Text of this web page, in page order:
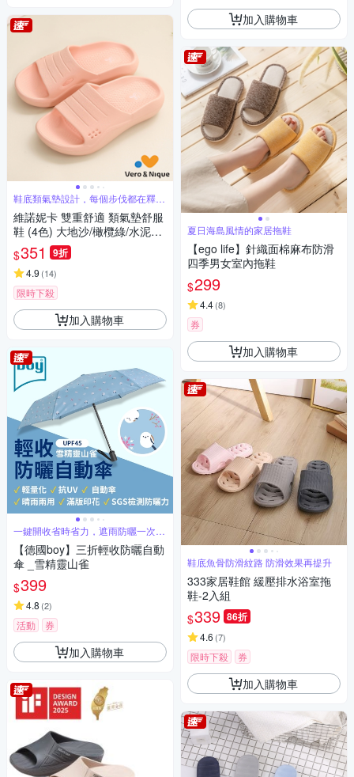
鞋底類氣墊設計，每個步伐都在釋放
壓力
維諾妮卡 雙重舒適 類氣墊舒服
鞋 (4色) 大地沙/橄欖綠/水泥灰/
櫻桃粉
$351 9折
4.9 (14)
限時下殺
加入購物車
一鍵開收省時省力，遮雨防曬一次到
【德國boy】三折輕收防曬自動
傘 _雪精靈山雀
$399
4.8 (2)
活動 券
加入購物車
加入購物車
夏日海島風情的家居拖鞋
【ego life】針織面棉麻布防滑
四季男女室內拖鞋
$299
4.4(8)
券
加入購物車
鞋底魚骨防滑紋路 防滑效果再提升
333家居鞋館 緩壓排水浴室拖
鞋-2入組
$339 86折
4.6 (7)
限時下殺 券
加入購物車